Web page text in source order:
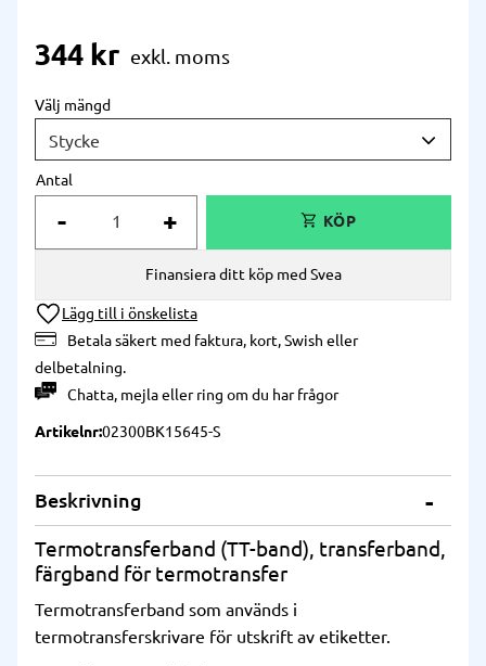
344 kr
Välj mängd
Antal
+
-
Lägg till i önskelista
Betala säkert med faktura, kort, Swish eller
delbetalning.
Chatta, mejlaellerring om du har frågor
Finansiera ditt köp med Svea
Artikelnr02300BK15645-S
Beskrivning
Termotransferband (TT-band), transferband,
färgband för termotransfer
Termotransferband som används i
termotransferskrivare för utskrift av etiketter.